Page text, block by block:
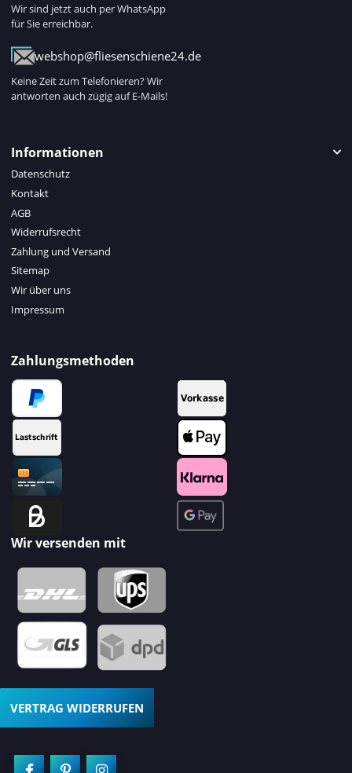
Wir sind jetzt auch per WhatsApp
für Sie erreichbar.
webshop@fliesenschiene24.de
Keine Zeit zum Telefonieren? Wir
antworten auch zügig auf E-Mails!
Informationen
Datenschutz
Kontakt
AGB
Widerrufsrecht
Zahlung und Versand
Sitemap
Wir über uns
Impressum
Zahlungsmethoden
Wir versenden mit
VERTRAG WIDERRUFEN